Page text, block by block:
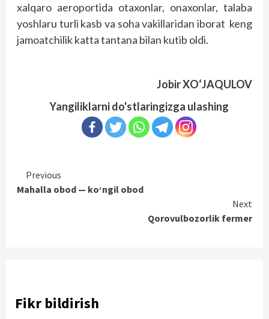
xalqaro aeroportida otaxonlar, onaxonlar, talaba
yoshlaru turli kasb va soha vakillaridan iborat keng
jamoatchilik katta tantana bilan kutib oldi.
Jobir XO‘JAQULOV
Yangiliklarni do'stlaringizga ulashing
Continue
Reading
Previous
Mahalla obod — ko‘ngil obod
Next
Qorovulbozorlik fermer
Fikr bildirish